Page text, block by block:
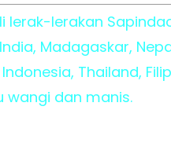
lerakan
Madagaskar,
Thailand,
wangi dan manis.